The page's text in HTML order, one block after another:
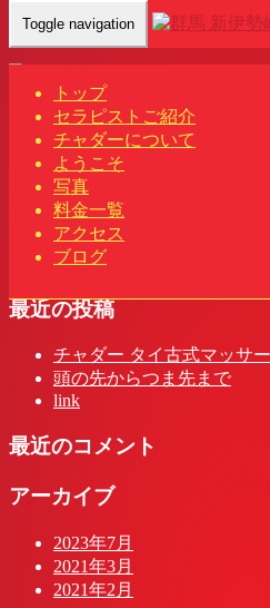
Toggle navigation
トップ
セラピストご紹介
チャダーについて
ようこそ
写真
料金一覧
アクセス
ブログ
Home- アミ(…
アミ(Ami)群馬 新伊勢崎駅 タイ
ダー
最近の投稿
チャダー タイ古式マッサ
頭の先からつま先まで
link
最近のコメント
アーカイブ
2023年7月
2021年3月
2021年2月